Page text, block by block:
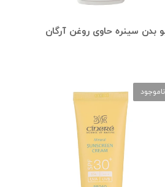
بدن سینره حاوی روغن آرگان
ناموجود